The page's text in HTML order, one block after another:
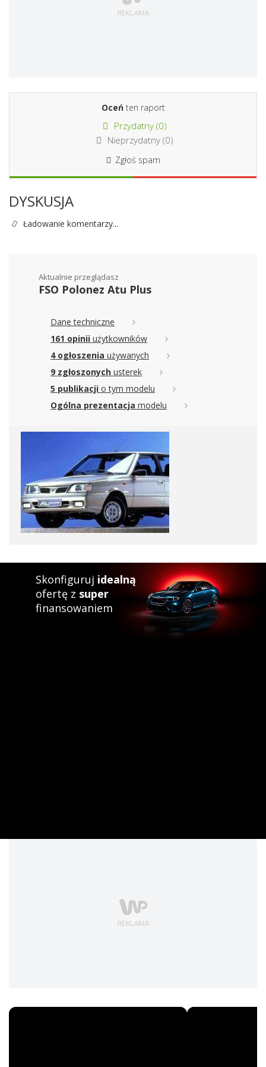
Oceńten raport
Przydatny (0)
Nieprzydatny (0)
Zgłoś spam
DYSKUSJA
Ładowanie komentarzy...
Aktualnie przeglądasz
FSO Polonez Atu Plus
Dane techniczne
161 opinii użytkowników
4 ogłoszenia używanych
9 zgłoszonych usterek
5 publikacji o tym modelu
Ogólna prezentacja modelu
Skonfiguruj idealną
ofertę z super
finansowaniem